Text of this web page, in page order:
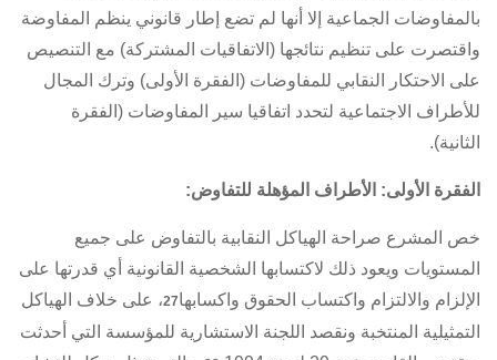
بالمفاوضات الجماعية إلا أنها لم تضع إطار قانوني ينظم المفاوضة
واقتصرت على تنظيم نتائجها ( الاتفاقيات المشتركة) مع التنصيص
على الاحتكار النقابي للمفاوضات (الفقرة الأولى) وترك المجال
للأطراف الاجتماعية لتحدد اتفاقيا سير المفاوضات (الفقرة
الثانية).
الفقرة الأولى: الأطراف المؤهلة للتفاوض:
خص المشرع صراحة الهياكل النقابية بالتفاوض على جميع
المستويات ويعود ذلك لاكتسابها الشخصية القانونية أي قدرتها على
الإلزام والالتزام واكتساب الحقوق واكسابها27، على خلاف الهياكل
التمثيلية المنتخبة ونقصد اللجنة الاستشارية للمؤسسة التي أحدثت